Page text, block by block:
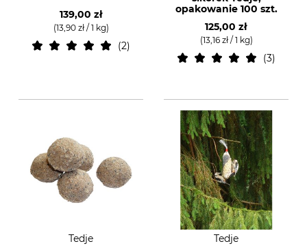
139,00 zł
(13,90 zł / 1 kg)
2
opakowanie 100 szt.
125,00 zł
(13,16 zł / 1 kg)
3
Tedje
Tedje